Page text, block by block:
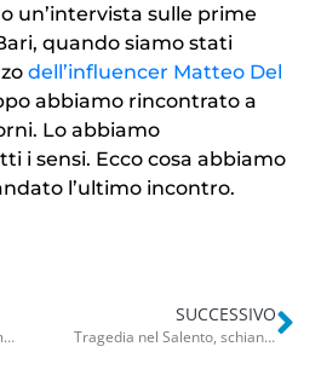
un’intervista sulle prime
quando siamo stati
dell’influencer Matteo Del
abbiamo rincontrato a
Lo abbiamo
i sensi. Ecco cosa abbiamo
l’ultimo incontro.
Paura a Noicattaro, in fiamme tre auto: tra queste una alimentata a GPL. Vigili del Fuoco al lavoro per un’ora
SUCCESSIVO
Tragedia nel Salento, schianto auto-moto sulla provinciale 72: Ruffano piange il 49enne Rocco Perrone